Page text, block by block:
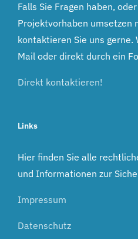
Falls Sie Fragen haben,
Projektvorhaben umsetzen
kontaktieren Sie uns
Mail oder direkt durch ein
Direkt kontaktieren!
Links
Hier finden Sie alle
und Informationen zur
Impressum
Datenschutz